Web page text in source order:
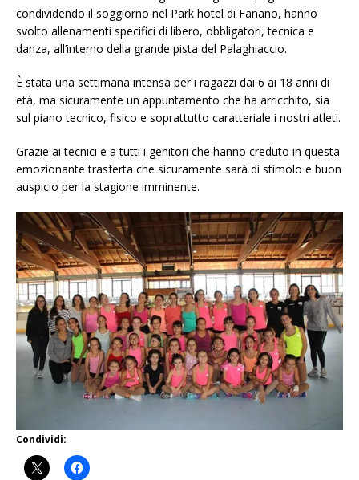
condividendo il soggiorno nel Park hotel di Fanano, hanno
svolto allenamenti specifici di libero, obbligatori, tecnica e
danza, all’interno della grande pista del Palaghiaccio.
È stata una settimana intensa per i ragazzi dai 6 ai 18 anni di
età, ma sicuramente un appuntamento che ha arricchito, sia
sul piano tecnico, fisico e soprattutto caratteriale i nostri atleti.
Grazie ai tecnici e a tutti i genitori che hanno creduto in questa
emozionante trasferta che sicuramente sarà di stimolo e buon
auspicio per la stagione imminente.
Condividi: